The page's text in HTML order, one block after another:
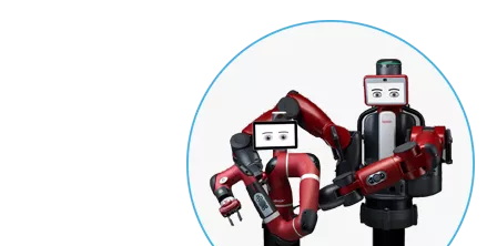
קובוט,
וקובוט
חכם
נפגשו